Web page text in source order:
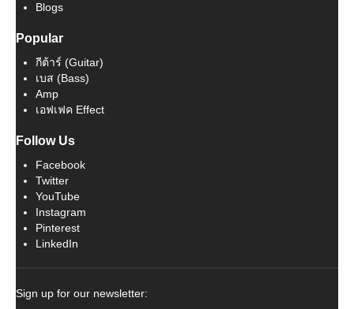
Blogs
Popular
กีต้าร์ (Guitar)
เบส (Bass)
Amp
เอฟเฟค Effect
Follow Us
Facebook
Twitter
YouTube
Instagram
Pinterest
LinkedIn
Sign up for our newsletter: